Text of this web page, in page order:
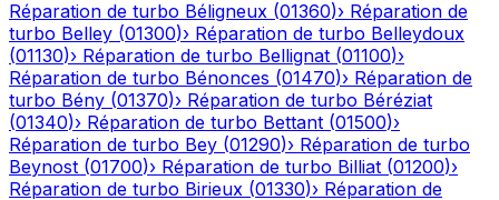
Réparation de turbo Béligneux (01360)› Réparation de
turbo Belley (01300)› Réparation de turbo Belleydoux
(01130)› Réparation de turbo Bellignat (01100)›
Réparation de turbo Bénonces (01470)› Réparation de
turbo Bény (01370)› Réparation de turbo Béréziat
(01340)› Réparation de turbo Bettant (01500)›
Réparation de turbo Bey (01290)› Réparation de turbo
Beynost (01700)› Réparation de turbo Billiat (01200)›
Réparation de turbo Birieux (01330)› Réparation de